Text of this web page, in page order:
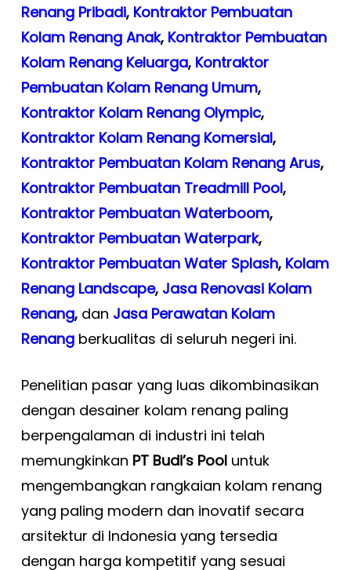
Renang Pribadi, Kontraktor Pembuatan
Kolam Renang Anak, Kontraktor Pembuatan
Kolam Renang Keluarga, Kontraktor
Pembuatan Kolam Renang Umum,
Kontraktor Kolam Renang Olympic,
Kontraktor Kolam Renang Komersial,
Kontraktor Pembuatan Kolam Renang Arus,
Kontraktor Pembuatan Treadmill Pool,
Kontraktor Pembuatan Waterboom,
Kontraktor Pembuatan Waterpark,
Kontraktor Pembuatan Water Splash, Kolam
Renang Landscape, Jasa Renovasi Kolam
Renang, dan Jasa Perawatan Kolam
Renangberkualitas di seluruh negeri ini.
Penelitian pasar yang luas dikombinasikan
dengan desainer kolam renang paling
berpengalaman di industri ini telah
memungkinkan PT Budi’s Pooluntuk
mengembangkan rangkaian kolam renang
yang paling modern dan inovatif secara
arsitektur di Indonesia yang tersedia
dengan harga kompetitif yang sesuai